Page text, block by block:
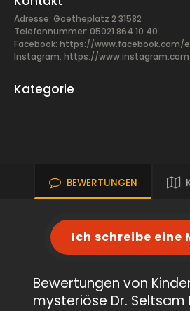
Adresse: Goetheplatz 2 31582
Telefonnummer: 05021 864 10 40
Facebook: https://www.facebook.com/
Instagram: https://
Kategorie
BEWERTUNGEN
Ich schreibe eine
Bewertungen von
mysteriöse Dr.